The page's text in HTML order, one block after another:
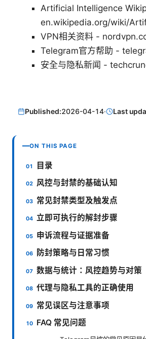
Artificial Intelligence
en.wikipedia.org/wiki/
VPN相关资料 -
Telegram官方帮助 -
安全与隐私新闻 -
Published:2026-04-14· Last
ON THIS PAGE
目录
风控与封禁的基础认知
常见封禁类型及触发点
立即可执行的解封步骤
申诉流程与证据准备
防封策略与日常习惯
数据与统计：风控趋势与对策
代理与隐私工具的正确使用
常见误区与注意事项
FAQ 常见问题